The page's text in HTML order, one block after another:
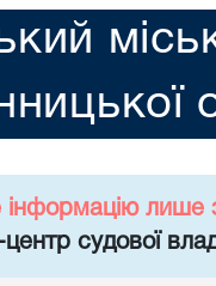
лише
судової